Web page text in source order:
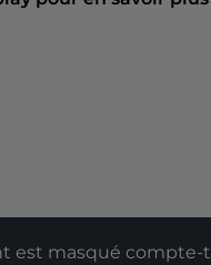
est masqué compte-